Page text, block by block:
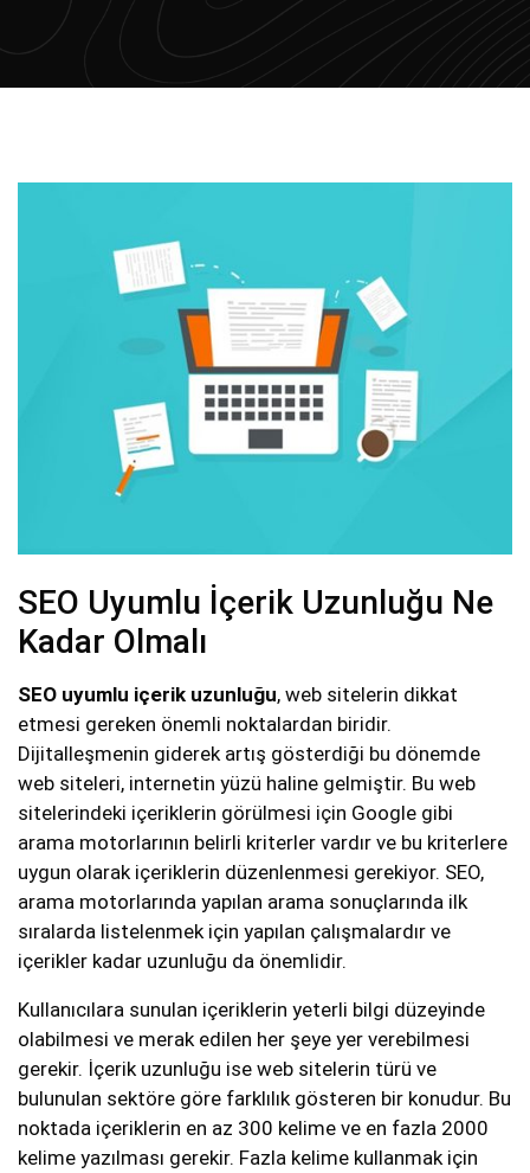
SEO Uyumlu İçerik Uzunluğu Ne
Kadar Olmalı
SEO uyumlu içerik uzunluğu, web sitelerin dikkat
etmesi gereken önemli noktalardan biridir.
Dijitalleşmenin giderek artış gösterdiği bu dönemde
web siteleri, internetin yüzü haline gelmiştir. Bu web
sitelerindeki içeriklerin görülmesi için Google gibi
arama motorlarının belirli kriterler vardır ve bu kriterlere
uygun olarak içeriklerin düzenlenmesi gerekiyor. SEO,
arama motorlarında yapılan arama sonuçlarında ilk
sıralarda listelenmek için yapılan çalışmalardır ve
içerikler kadar uzunluğu da önemlidir.
Kullanıcılara sunulan içeriklerin yeterli bilgi düzeyinde
olabilmesi ve merak edilen her şeye yer verebilmesi
gerekir. İçerik uzunluğu ise web sitelerin türü ve
bulunulan sektöre göre farklılık gösteren bir konudur. Bu
noktada içeriklerin en az 300 kelime ve en fazla 2000
kelime yazılması gerekir. Fazla kelime kullanmak için